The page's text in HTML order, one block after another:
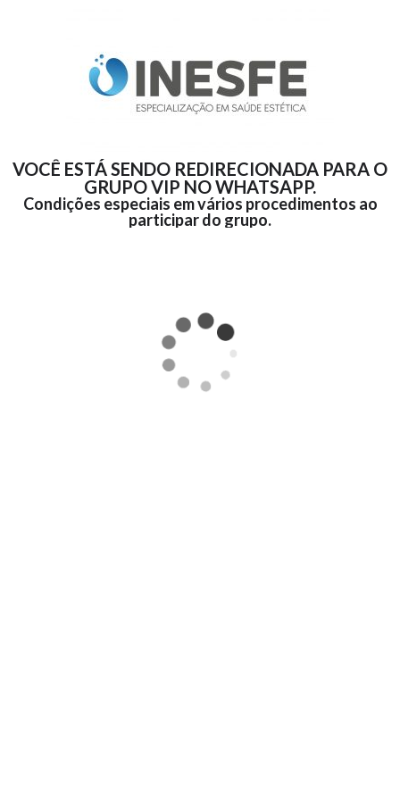
VOCÊ ESTÁ SENDO REDIRECIONADA PARA O
GRUPO VIP NO WHATSAPP.
Condições especiais em vários procedimentos ao
participar do grupo.